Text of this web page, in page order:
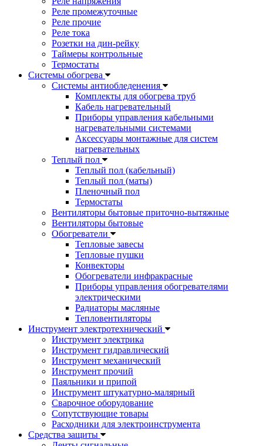
Реле промежуточные
Реле прочие
Реле тока
Розетки на дин-рейку
Таймеры контрольные
Термостаты
Системы обогрева
Системы антиобледенения
Комплекты для обогрева труб
Кабель нагревательный
Приборы управления кабельными
нагревательными системами
Аксессуары монтажные для систем
нагревательных
Теплый пол
Теплый пол (кабельный)
Теплый пол (маты)
Пленочный пол
Термостаты
Вентиляторы бытовые приточно-вытяжные
Вентиляторы бытовые
Обогреватели
Тепловые завесы
Тепловые пушки
Конвекторы
Обогреватели инфракрасные
Приборы управления обогревателями
электрическими
Радиаторы масляные
Тепловентиляторы
Инструмент электротехнический
Инструмент электрика
Инструмент гидравлический
Инструмент механический
Инструмент прочий
Паяльники и припой
Инструмент штукатурно-малярный
Сварочное оборудование
Сопутствующие товары
Расходники для электроинструмента
Cредства защиты